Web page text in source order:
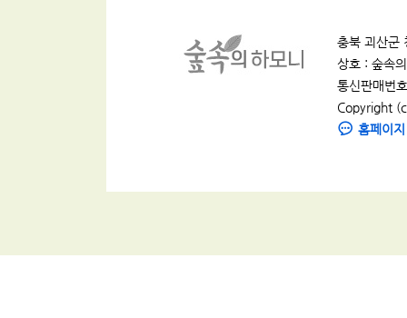
충북 괴산군
상호 : 숲속
통신판매번
Copyright
홈페이